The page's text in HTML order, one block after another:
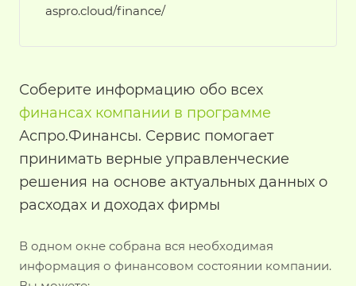
aspro.cloud/finance/
Соберите информацию обо всех
финансах компании в программе
Аспро.Финансы. Сервис помогает
принимать верные управленческие
решения на основе актуальных данных о
расходах и доходах фирмы
В одном окне собрана вся необходимая
информация о финансовом состоянии компании.